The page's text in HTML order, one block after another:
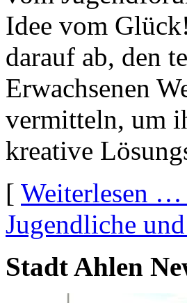
Idee vom
darauf ab, den
Erwachsenen
vermitteln, um
kreative
[ Weiterlesen …
Jugendliche
Stadt Ahlen